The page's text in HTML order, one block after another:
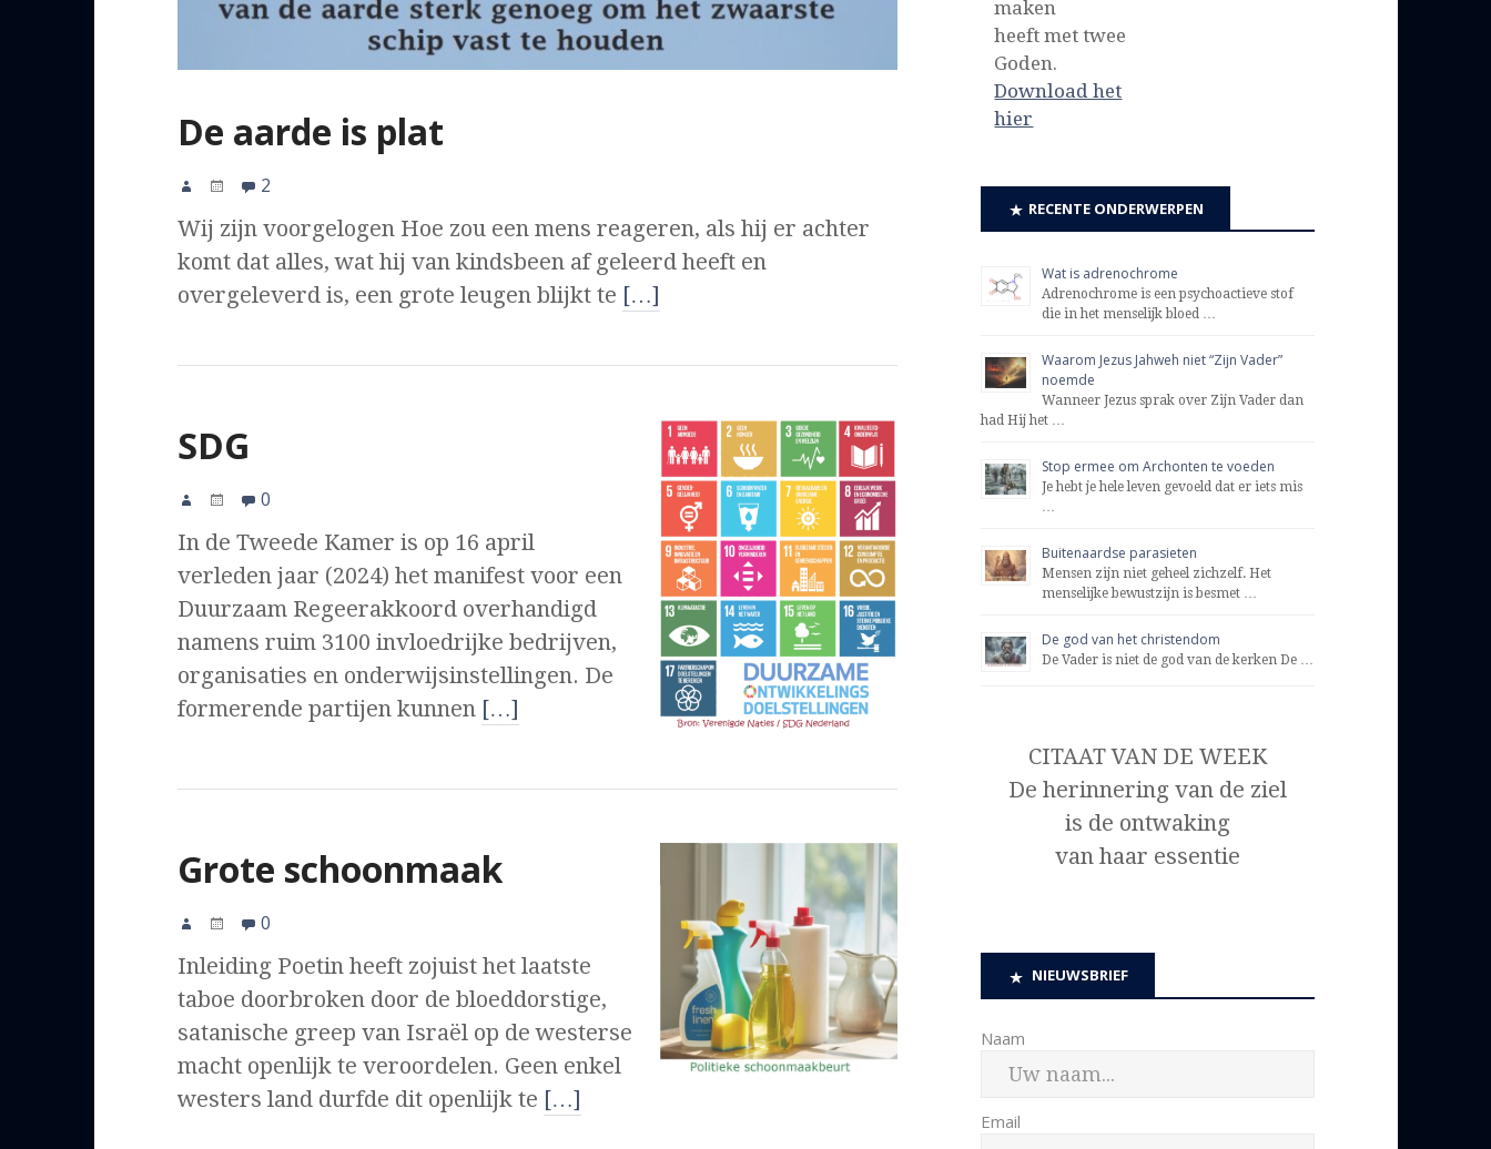
De aarde is plat
2
Wij zijn voorgelogen Hoe zou een mens reageren, als hij er achter
komt dat alles, wat hij van kindsbeen af geleerd heeft en
overgeleverd is, een grote leugen blijkt te […]
SDG
0
In de Tweede Kamer is op 16 april
verleden jaar (2024) het manifest voor een
Duurzaam Regeerakkoord overhandigd
namens ruim 3100 invloedrijke bedrijven,
organisaties en onderwijsinstellingen. De
formerende partijen kunnen […]
Grote schoonmaak
0
Inleiding Poetin heeft zojuist het laatste
taboe doorbroken door de bloeddorstige,
satanische greep van Israël op de westerse
macht openlijk te veroordelen. Geen enkel
westers land durfde dit openlijk te […]
maken
heeft met twee
Goden.
Download het
hier
RECENTE ONDERWERPEN
Wat is adrenochrome
Adrenochrome is een psychoactieve stof
die in het menselijk bloed …
Waarom Jezus Jahweh niet “Zijn Vader”
noemde
Wanneer Jezus sprak over Zijn Vader dan
had Hij het …
Stop ermee om Archonten te voeden
Je hebt je hele leven gevoeld dat er iets mis
…
Buitenaardse parasieten
Mensen zijn niet geheel zichzelf. Het
menselijke bewustzijn is besmet …
De god van het christendom
De Vader is niet de god van de kerken De …
CITAAT VAN DE WEEK
De herinnering van de ziel
is de ontwaking
van haar essentie
NIEUWSBRIEF
Naam
Email